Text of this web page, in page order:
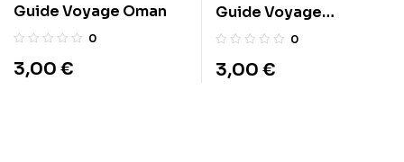
Guide Voyage Oman
0
3,00 €
Guide Voyage
Thaïlande 0
3,00 €